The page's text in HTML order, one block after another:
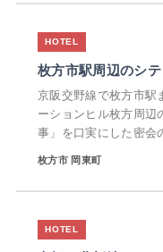
枚方市駅周辺のシ
京阪交野線で枚方市駅
ーションヒル枚方周辺
事」を口実にした密会
枚方市 岡東町